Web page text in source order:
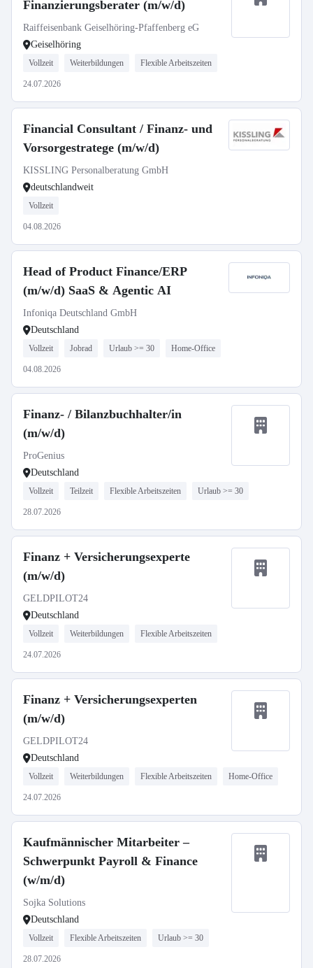
Finanzierungsberater (m/w/d)
Raiffeisenbank Geiselhöring-Pfaffenberg eG
Geiselhöring
Vollzeit Weiterbildungen Flexible Arbeitszeiten
24.07.2026
Financial Consultant / Finanz- und
Vorsorgestratege (m/w/d)
KISSLING Personalberatung GmbH
deutschlandweit
Vollzeit
04.08.2026
Head of Product Finance/ERP
(m/w/d) SaaS & Agentic AI
Infoniqa Deutschland GmbH
Deutschland
Vollzeit Jobrad Urlaub >= 30 Home-Office
04.08.2026
Finanz- / Bilanzbuchhalter/in
(m/w/d)
ProGenius
Deutschland
Vollzeit Teilzeit Flexible Arbeitszeiten Urlaub >= 30
28.07.2026
Finanz + Versicherungsexperte
(m/w/d)
GELDPILOT24
Deutschland
Vollzeit Weiterbildungen Flexible Arbeitszeiten
24.07.2026
Finanz + Versicherungsexperten
(m/w/d)
GELDPILOT24
Deutschland
Vollzeit Weiterbildungen Flexible Arbeitszeiten Home-Office
24.07.2026
Kaufmännischer Mitarbeiter –
Schwerpunkt Payroll & Finance
(w/m/d)
Sojka Solutions
Deutschland
Vollzeit Flexible Arbeitszeiten Urlaub >= 30
28.07.2026